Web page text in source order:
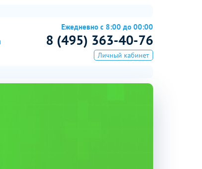
Ежедневно с 8:00 до 00:00
8 (495) 363-40-76
Личный кабинет